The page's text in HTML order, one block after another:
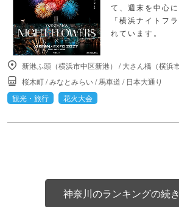
て、週末を中心
「横浜ナイトフ
れています。
新港ふ頭（横浜市中区新港） /大さん橋（横浜
桜木町/みなとみらい/馬車道 / 日本大通り
観光・旅行
花火大会
神奈川のランキングの続